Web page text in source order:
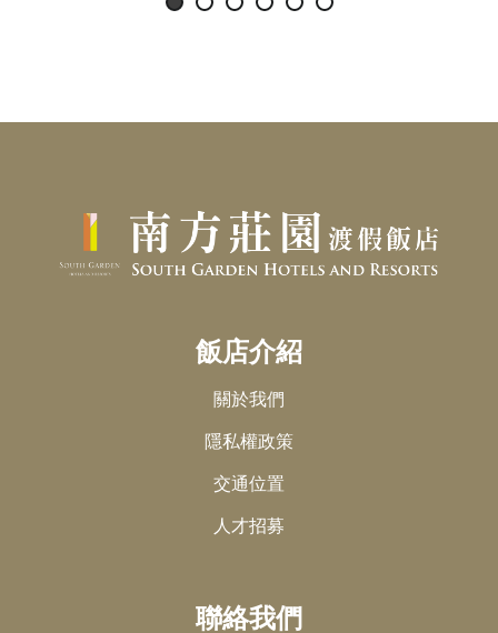
飯店介紹
關於我們
隱私權政策
交通位置
人才招募
聯絡我們